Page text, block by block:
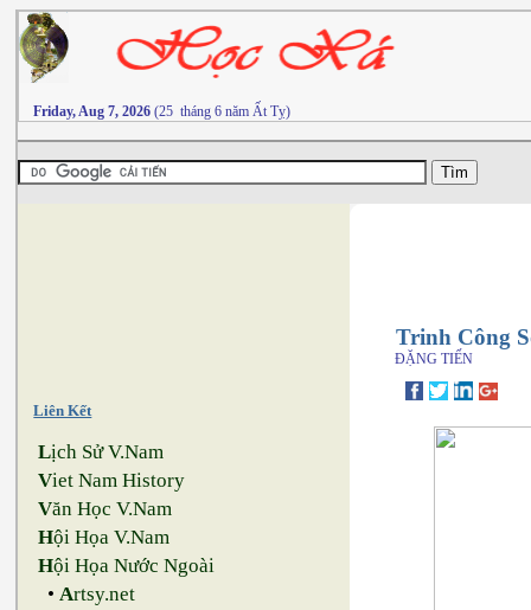
Friday, Aug 7, 2026 (25 tháng 6 năm Ất Tỵ)
Liên Kết
Lịch Sử V.Nam
Viet Nam History
Văn Học V.Nam
Hội Họa V.Nam
Hội Họa Nước Ngoài
•Artsy.net
Trinh Công
ĐẶNG TIẾN